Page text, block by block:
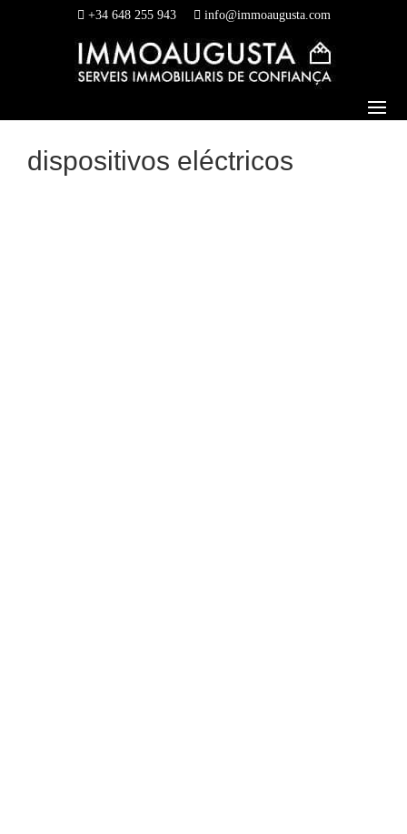
+34 648 255 943 info@immoaugusta.com
dispositivos eléctricos